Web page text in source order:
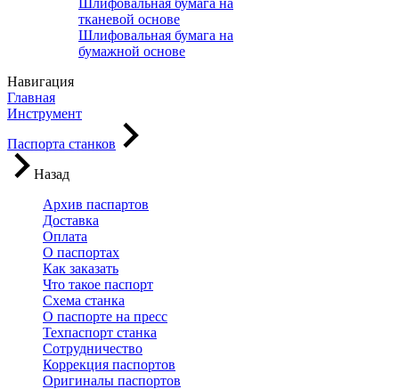
Шлифовальная бумага на
тканевой основе
Шлифовальная бумага на
бумажной основе
Навигация
Главная
Инструмент
Паспорта станков
Назад
Архив паспартов
Доставка
Оплата
О паспортах
Как заказать
Что такое паспорт
Схема станка
О паспорте на пресс
Техпаспорт станка
Сотрудничество
Коррекция паспортов
Оригиналы паспортов